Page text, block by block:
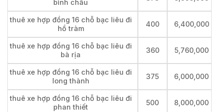
bình châu
thuê xe hợp đồng 16 chỗ bạc liêu đi
hồ tràm
400 6,400,000
thuê xe hợp đồng 16 chỗ bạc liêu đi
bà rịa
360 5,760,000
thuê xe hợp đồng 16 chỗ bạc liêu đi
long thành
375 6,000,000
thuê xe hợp đồng 16 chỗ bạc liêu đi
phan thiết
500 8,000,000